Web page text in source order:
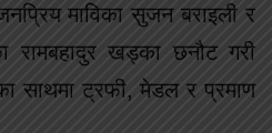
माविका सुजन बराइली र
रामबहादुर खड्का छनौट गरी
साथमा ट्रफी, मेडल र प्रमाण